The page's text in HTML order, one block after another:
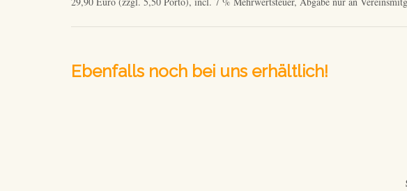
Ebenfalls noch bei uns erhältlich!